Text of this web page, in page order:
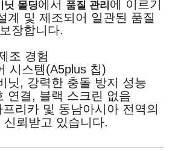
닛 몰딩에서 품질 관리 에 이르기
계 및 제조되어 일관된 품질
장합니다.
조 경험
시스템(A5plus 칩)
닛, 강력한 충돌 방지 성능
연결, 블랙 스크린 없음
리카 및 동남아시아 전역의
신뢰받고 있습니다.